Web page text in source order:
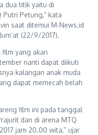
dua titik yaitu di
Putri Petung,” kata
saat ditemui M-News.id
(22/9/2017).
film yang akan
nanti dapat diikuti
kalangan anak muda
dapat memecah belah
film ini pada tanggal
dan di arena MTQ
jam 20.00 wita,” ujar